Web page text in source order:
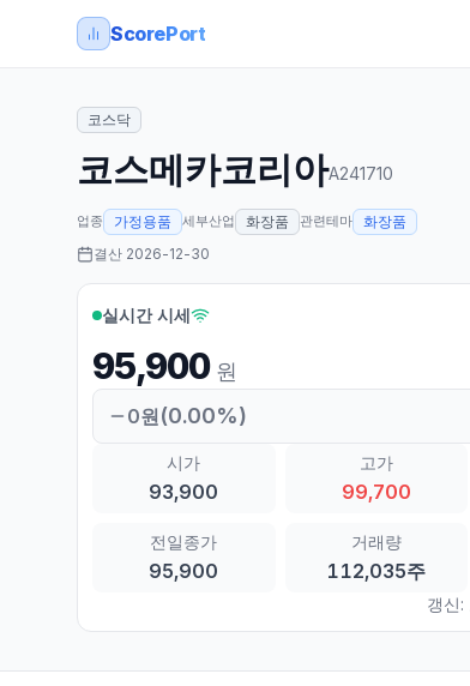
ScorePort
코스닥
코스메카코리아A241710
업종 가정용품 세부산업 화장품 관련테마
화장품
결산 2026-12-30
실시간 시세
95,900 원
0원 (0.00%)
시가
93,900
고가
99,700
전일종가
95,900
거래량
112,035주
갱신: